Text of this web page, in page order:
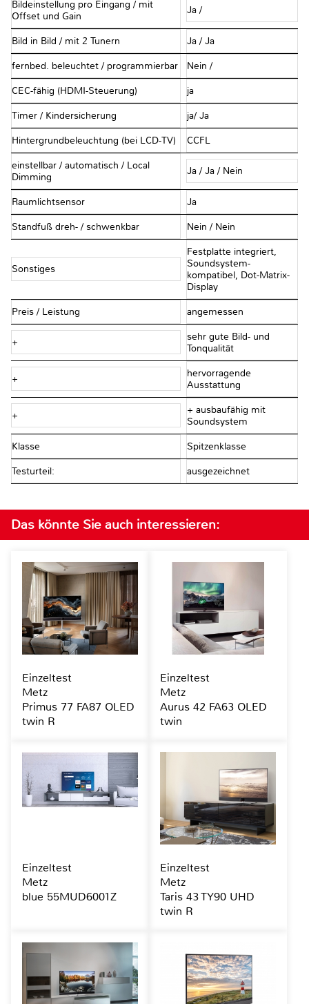
Bildeinstellung pro Eingang / mit
Offset und Gain
Ja /
Bild in Bild / mit 2 Tunern Ja / Ja
fernbed. beleuchtet / programmierbar Nein /
CEC-fähig (HDMI-Steuerung) ja
Timer / Kindersicherung ja/ Ja
Hintergrundbeleuchtung (bei LCD-TV) CCFL
einstellbar / automatisch / Local
Dimming
Ja / Ja / Nein
Raumlichtsensor Ja
Standfuß dreh- / schwenkbar Nein / Nein
Sonstiges
Festplatte integriert,
Soundsystem-
kompatibel, Dot-Matrix-
Display
Preis / Leistung angemessen
+
sehr gute Bild- und
Tonqualität
+
hervorragende
Ausstattung
+
+ ausbaufähig mit
Soundsystem
Klasse Spitzenklasse
Testurteil: ausgezeichnet
Das könnte Sie auch interessieren:
Einzeltest
Metz
Primus 77 FA87 OLED
twin R
Einzeltest
Metz
Aurus 42 FA63 OLED
twin
Einzeltest
Metz
blue 55MUD6001Z
Einzeltest
Metz
Taris 43 TY90 UHD
twin R